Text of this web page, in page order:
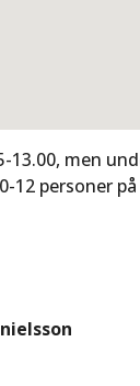
men
personer